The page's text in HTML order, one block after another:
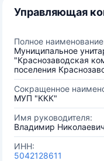
Управляющая
Полное
Муниципальное
"Краснозаводская
поселения
Сокращенное
МУП "ККК"
Имя руководителя:
Владимир
ИНН:
5042128611